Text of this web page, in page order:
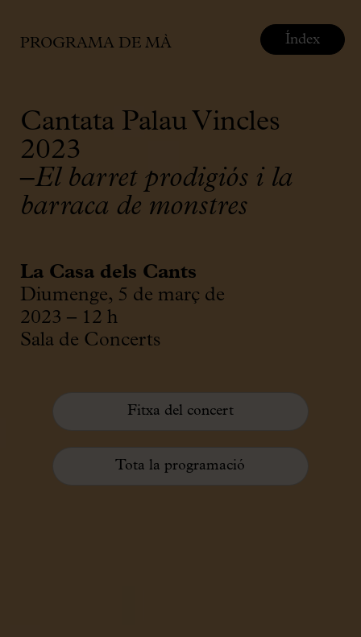
PROGRAMA DE MÀ
Cantata Palau Vincles
2023
–El barret prodigiós i la
barraca de monstres
La Casa dels Cants
Diumenge, 5 de març de
2023 – 12 h
Sala de Concerts
Fitxa del concert
Tota la programació
Índex